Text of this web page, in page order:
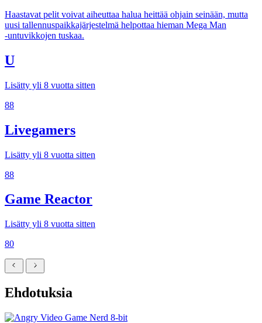
Haastavat pelit voivat aiheuttaa halua heittää ohjain seinään, mutta
uusi tallennuspaikkajärjestelmä helpottaa hieman Mega Man
‑untuvikkojen tuskaa.
U
Lisätty yli 8 vuotta sitten
88
Livegamers
Lisätty yli 8 vuotta sitten
88
Game Reactor
Lisätty yli 8 vuotta sitten
80
Ehdotuksia